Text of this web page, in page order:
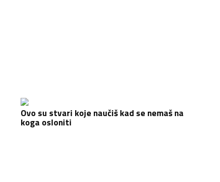
Ovo su stvari koje naučiš kad se nemaš na
koga osloniti